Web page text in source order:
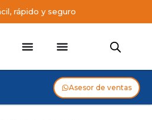
rápido y seguro
Asesor de ventas